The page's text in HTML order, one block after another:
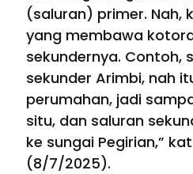
(saluran) primer. Nah,
yang membawa
sekundernya. Contoh,
sekunder Arimbi, nah
perumahan, jadi
situ, dan saluran
ke sungai Pegirian,”
(8/7/2025).